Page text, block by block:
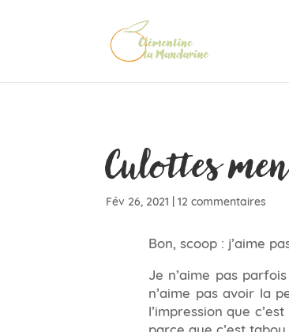
Culottes
Fév 26, 2021 |12 commentaires
Bon, scoop : j’aime
Je n’aime pas
n’aime pas avoir la
l’impression que
parce que c’est tabou.